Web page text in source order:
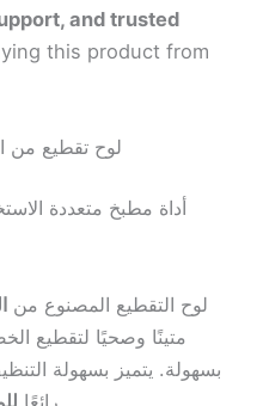
and trusted
this product from
🔪 لوح تقطيع
أداة مطبخ متعددة
لوح التقطيع المصنوع من
متينًا وصحيًا لتقطيع
بسهولة. يتميز بسهولة
رائعًا